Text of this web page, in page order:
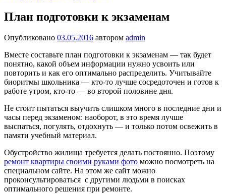
План подготовки к экзаменам
Опубликовано 03.05.2016 автором admin
Вместе составьте план подготовки к экзаменам — так будет
понятно, какой объем информации нужно усвоить или
повторить и как его оптимально распределить. Учитывайте
биоритмы школьника — кто-то лучше сосредо­точен и готов к
работе утром, кто-то — во второй половине дня.
Не стоит пытаться выучить слишком много в последние дни и
часы перед экзаменом: наоборот, в это время лучше
выспаться, погулять, отдохнуть — и только потом освежить в
памяти учебный материал.
Обустройство жилища требуется делать постоянно. Поэтому
ремонт квартиры своими руками фото можно посмотреть на
специальном сайте. На этом же сайт можно
проконсультироваться с другими людьми в поисках
оптимального решения при ремонте.